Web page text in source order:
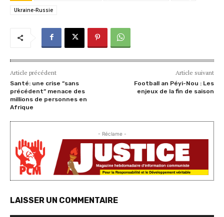
Ukraine-Russie
Article précédent
Santé: une crise “sans
précédent” menace des
millions de personnes en
Afrique
Article suivant
Football an Péyi-Nou : Les
enjeux de la fin de saison
- Réclame -
LAISSER UN COMMENTAIRE